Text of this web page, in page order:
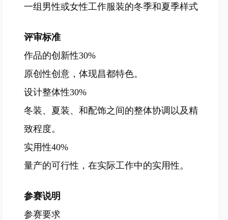
一组男性或女性工作服装的冬季和夏季样式
评审标准
作品的创新性30%
原创性创意，体现昌都特色。
设计整体性30%
冬装、夏装、和配饰之间的整体协调以及精
致程度。
实用性40%
量产的可行性，在实际工作中的实用性。
参赛说明
参赛要求